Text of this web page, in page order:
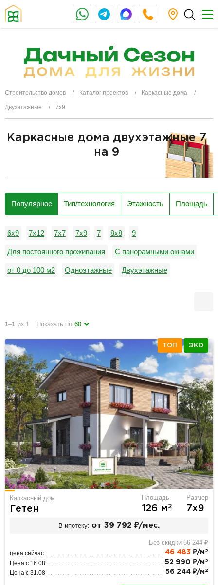
Строительство домов Каталог проектов Каркасные дома
Двухэтажные 7x9
Каркасные дома двухэтажные 7
на 9
Популярное Тип/технология Этажность Площадь
6х9 7x12 7х7 7х9 7 8x8 9
Для постоянного проживания С панорамными окнами
от 0 до 100 м2 Одноэтажные Двухэтажные
1–1 из 1 Показать по 60
ТОП ЭКО
Каркасный дом
Гетен
Площадь
126 м2
Размер
7х9
В ипотеку: от 39 792 ₽/мес.
Без скидки 56 244 ₽
цена сейчас 46 483 ₽/м 2
Цена с 16.08 52 990 ₽/м 2
Цена с 31.08 56 244 ₽/м 2